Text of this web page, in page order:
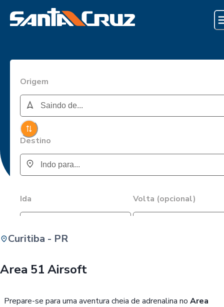
Origem
Destino
Ida Volta (opcional)
Curitiba - PR
Area 51 Airsoft
Prepare-se para uma aventura cheia de adrenalina no Area